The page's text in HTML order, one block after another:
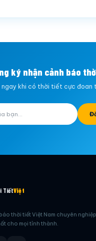
ký nhận cảnh báo
ngay khi có thời tiết cực đoan
TiếtViệt
thời tiết Việt Nam chuyên
cho mọi tỉnh thành.